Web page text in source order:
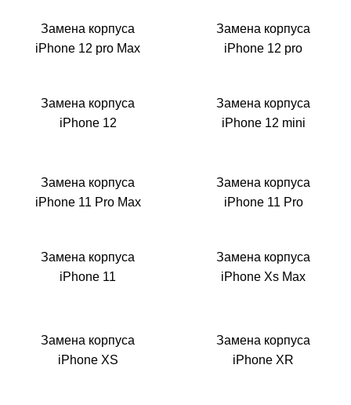
Замена корпуса
iPhone 12 pro Max
Замена корпуса
iPhone 12 pro
Замена корпуса
iPhone 12
Замена корпуса
iPhone 12 mini
Замена корпуса
iPhone 11 Pro Max
Замена корпуса
iPhone 11 Pro
Замена корпуса
iPhone 11
Замена корпуса
iPhone Xs Max
Замена корпуса
iPhone XS
Замена корпуса
iPhone XR